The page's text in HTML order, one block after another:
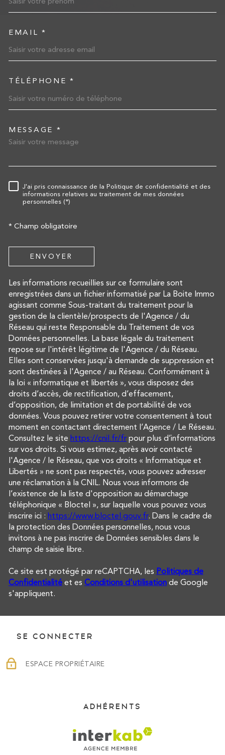
EMAIL *
TÉLÉPHONE *
MESSAGE *
RÈGLEMENTATION
J'ai pris connaissance de la Politique de confidentialité et des
informations relatives au traitement de mes données
personnelles (*)
* Champ obligatoire
ENVOYER
Les informations recueillies sur ce formulaire sont
enregistrées dans un fichier informatisé par La Boite Immo
agissant comme Sous-traitant du traitement pour la
gestion de la clientèle/prospects de l'Agence / du
Réseau qui reste Responsable du Traitement de vos
Données personnelles. La base légale du traitement
repose sur l'intérêt légitime de l'Agence / du Réseau.
Elles sont conservées jusqu'à demande de suppression et
sont destinées à l'Agence / au Réseau. Conformément à
la loi « informatique et libertés », vous disposez des
droits d’accès, de rectification, d’effacement,
d’opposition, de limitation et de portabilité de vos
données. Vous pouvez retirer votre consentement à tout
moment en contactant directement l’Agence / Le Réseau.
Consultez le site https://cnil.fr/fr pour plus d’informations
sur vos droits. Si vous estimez, après avoir contacté
l'Agence / le Réseau, que vos droits « Informatique et
Libertés » ne sont pas respectés, vous pouvez adresser
une réclamation à la CNIL. Nous vous informons de
l’existence de la liste d'opposition au démarchage
téléphonique « Bloctel », sur laquelle vous pouvez vous
inscrire ici : https://www.bloctel.gouv.fr. Dans le cadre de
la protection des Données personnelles, nous vous
invitons à ne pas inscrire de Données sensibles dans le
champ de saisie libre.
Ce site est protégé par reCAPTCHA, les Politiques de
Confidentialité et es Conditions d'utilisation de Google
s'appliquent.
SE CONNECTER
ESPACE PROPRIÉTAIRE
ADHÉRENTS